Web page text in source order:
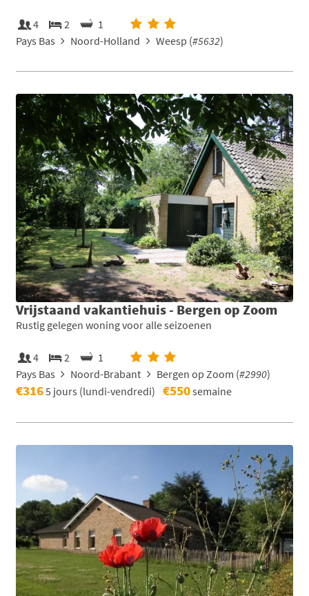
4 2
1
Pays Bas
Noord-Holland Weesp (#5632)
Vrijstaand vakantiehuis - Bergen op Zoom
Rustig gelegen woning voor alle seizoenen
4 2
1
Pays Bas
Noord-Brabant Bergen op Zoom (#2990)
€3165 jours (lundi-vendredi) €550semaine